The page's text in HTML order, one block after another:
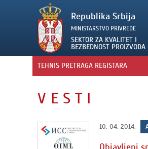
TEHNIS PRETRAGA REGISTARA
V E S T I
10. 04. 2014.